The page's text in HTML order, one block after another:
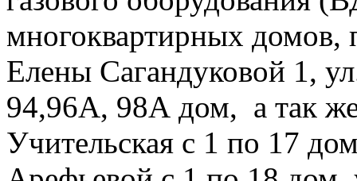
многоквартирных
Елены Сагандуковой 1,
94,96А, 98А дом, а так
Учительская с 1 по 17